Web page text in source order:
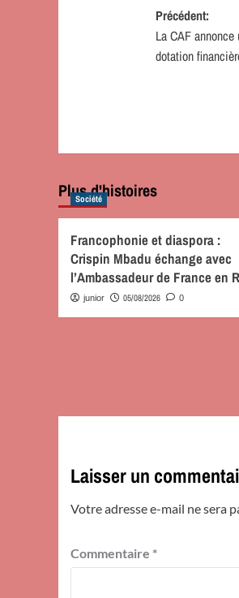
d’article
Précédent:
La CAF
dotation
Plus d'histoires
Société
Francophonie et diaspora :
Crispin Mbadu échange avec
l’Ambassadeur de France en
junior 05/08/2026 0
Laisser un
Votre adresse e-mail ne sera
Commentaire *